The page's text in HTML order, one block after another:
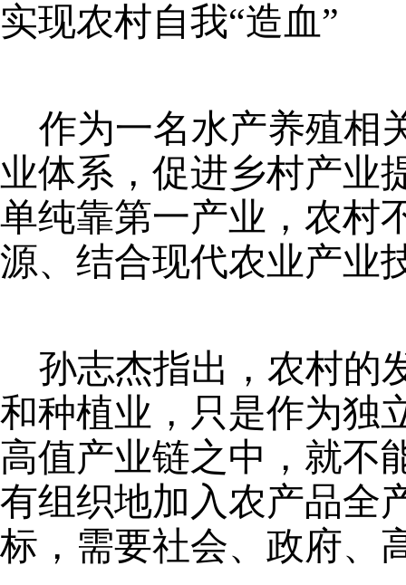
实现农村自我“造血”
作为一名水产养殖相
业体系，促进乡村产业
单纯靠第一产业，农村
源、结合现代农业产业
孙志杰指出，农村的
和种植业，只是作为独
高值产业链之中，就不
有组织地加入农产品全
标，需要社会、政府、